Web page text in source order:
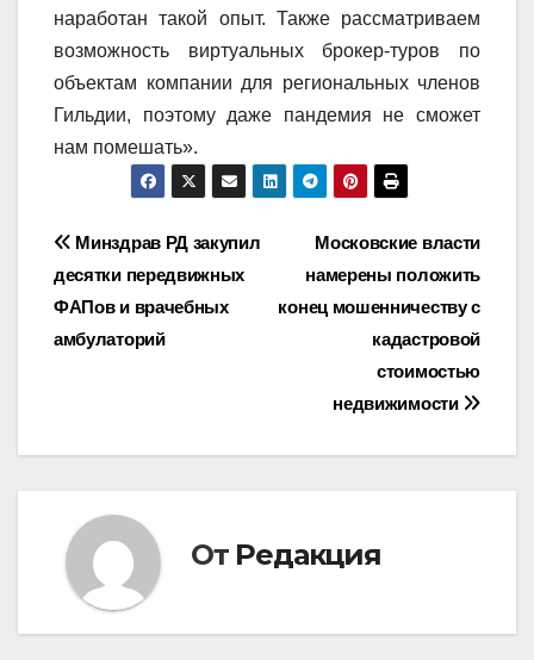
наработан такой опыт. Также рассматриваем
возможность виртуальных брокер-туров по
объектам компании для региональных членов
Гильдии, поэтому даже пандемия не сможет
нам помешать».
Навигация
по
записям
Московские власти
намерены положить
конец мошенничеству с
кадастровой
стоимостью
недвижимости
Минздрав РД закупил
десятки передвижных
ФАПов и врачебных
амбулаторий
От Редакция